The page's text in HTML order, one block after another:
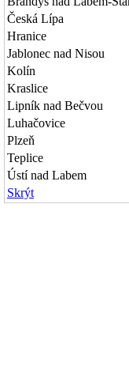
Česká Lípa
Hranice
Jablonec nad Nisou
Kolín
Kraslice
Lipník nad Bečvou
Luhačovice
Plzeň
Teplice
Ústí nad Labem
Skrýt